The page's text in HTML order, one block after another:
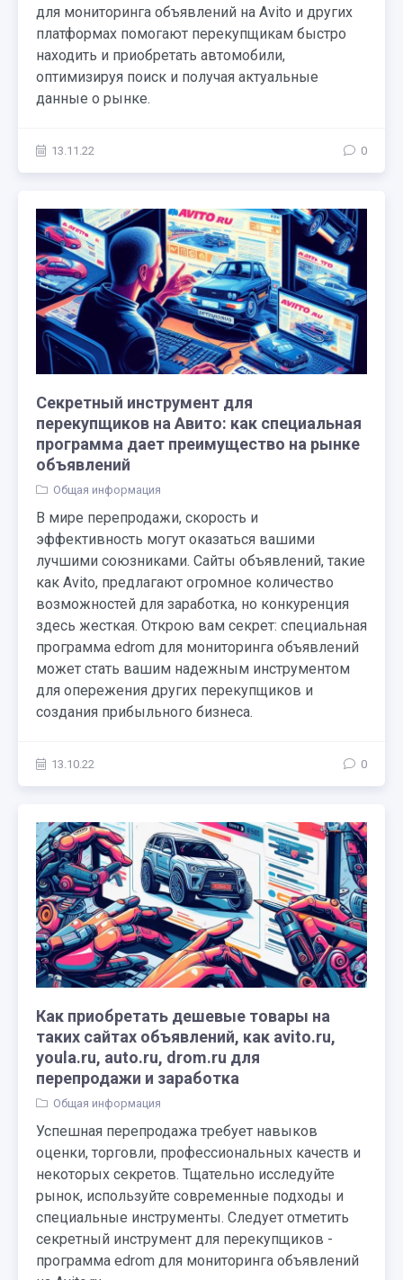
для мониторинга объявлений на Avito и других
платформах помогают перекупщикам быстро
находить и приобретать автомобили,
оптимизируя поиск и получая актуальные
данные о рынке.
13.11.22 0
Секретный инструмент для
перекупщиков на Авито: как специальная
программа дает преимущество на рынке
объявлений
Общая информация
В мире перепродажи, скорость и
эффективность могут оказаться вашими
лучшими союзниками. Сайты объявлений, такие
как Avito, предлагают огромное количество
возможностей для заработка, но конкуренция
здесь жесткая. Открою вам секрет: специальная
программа edrom для мониторинга объявлений
может стать вашим надежным инструментом
для опережения других перекупщиков и
создания прибыльного бизнеса.
13.10.22 0
Как приобретать дешевые товары на
таких сайтах объявлений, как avito.ru,
youla.ru, auto.ru, drom.ru для
перепродажи и заработка
Общая информация
Успешная перепродажа требует навыков
оценки, торговли, профессиональных качеств и
некоторых секретов. Тщательно исследуйте
рынок, используйте современные подходы и
специальные инструменты. Следует отметить
секретный инструмент для перекупщиков -
программа edrom для мониторинга объявлений